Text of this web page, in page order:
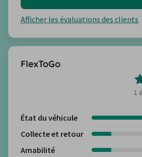
Afficher les évaluations des clients
FlexToGo
1
État du véhicule
Collecte et retour
Amabilité